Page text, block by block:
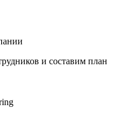
и составим план